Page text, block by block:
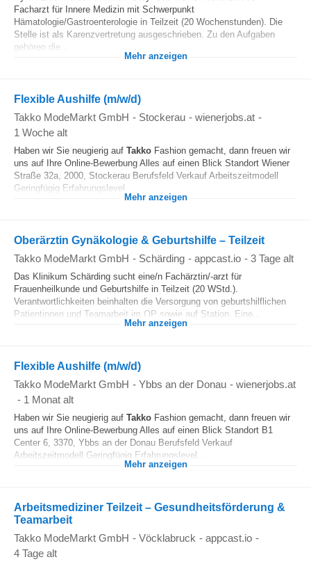
Facharzt für Innere Medizin mit Schwerpunkt
Hämatologie/Gastroenterologie in Teilzeit (20 Wochenstunden). Die
Stelle ist als Karenzvertretung ausgeschrieben. Zu den Aufgaben
gehören die...
Mehr anzeigen
Flexible Aushilfe (m/w/d)
Takko ModeMarkt GmbH - Stockerau - wienerjobs.at -
1 Woche alt
Haben wir Sie neugierig auf Takko Fashion gemacht, dann freuen wir
uns auf Ihre Online-Bewerbung Alles auf einen Blick Standort Wiener
Straße 32a, 2000, Stockerau Berufsfeld Verkauf Arbeitszeitmodell
Geringfügig Erfahrungslevel...
Mehr anzeigen
Oberärztin Gynäkologie & Geburtshilfe – Teilzeit
Takko ModeMarkt GmbH - Schärding - appcast.io - 3 Tage alt
Das Klinikum Schärding sucht eine/n Fachärztin/-arzt für
Frauenheilkunde und Geburtshilfe in Teilzeit (20 WStd.).
Verantwortlichkeiten beinhalten die Versorgung von geburtshilflichen
Patientinnen und Teamarbeit im OP sowie auf Station. Eine...
Mehr anzeigen
Flexible Aushilfe (m/w/d)
Takko ModeMarkt GmbH - Ybbs an der Donau - wienerjobs.at
- 1 Monat alt
Haben wir Sie neugierig auf Takko Fashion gemacht, dann freuen wir
uns auf Ihre Online-Bewerbung Alles auf einen Blick Standort B1
Center 6, 3370, Ybbs an der Donau Berufsfeld Verkauf
Arbeitszeitmodell Geringfügig Erfahrungslevel...
Mehr anzeigen
Arbeitsmediziner Teilzeit – Gesundheitsförderung &
Teamarbeit
Takko ModeMarkt GmbH - Vöcklabruck - appcast.io -
4 Tage alt